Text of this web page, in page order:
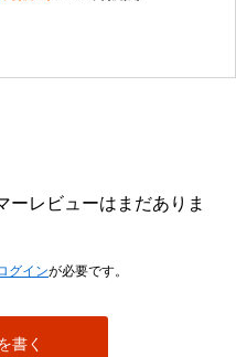
ーレビューはまだありま
グインが必要です。
書く